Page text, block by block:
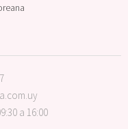
a 16:00